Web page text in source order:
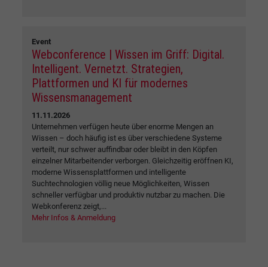
Event
Webconference | Wissen im Griff: Digital.
Intelligent. Vernetzt. Strategien,
Plattformen und KI für modernes
Wissensmanagement
11.11.2026
Unternehmen verfügen heute über enorme Mengen an
Wissen – doch häufig ist es über verschiedene Systeme
verteilt, nur schwer auffindbar oder bleibt in den Köpfen
einzelner Mitarbeitender verborgen. Gleichzeitig eröffnen KI,
moderne Wissensplattformen und intelligente
Suchtechnologien völlig neue Möglichkeiten, Wissen
schneller verfügbar und produktiv nutzbar zu machen. Die
Webkonferenz zeigt,...
Mehr Infos & Anmeldung